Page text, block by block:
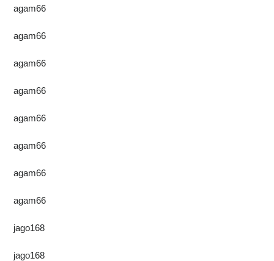
agam66
agam66
agam66
agam66
agam66
agam66
agam66
agam66
jago168
jago168